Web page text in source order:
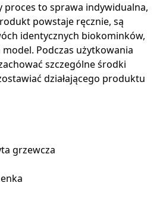
proces to sprawa indywidualna,
powstaje ręcznie, są
identycznych biokominków,
Podczas użytkowania
szczególne środki
działającego produktu
grzewcza